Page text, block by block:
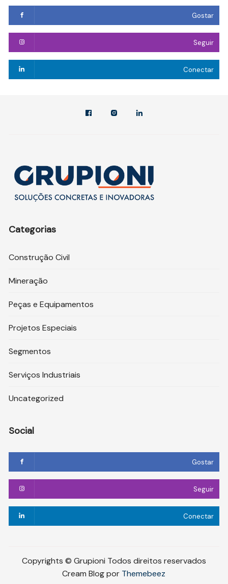
Gostar
Seguir
Conectar
Categorias
Construção Civil
Mineração
Peças e Equipamentos
Projetos Especiais
Segmentos
Serviços Industriais
Uncategorized
Social
Gostar
Seguir
Conectar
Copyrights © Grupioni Todos direitos reservados
Cream Blog por Themebeez